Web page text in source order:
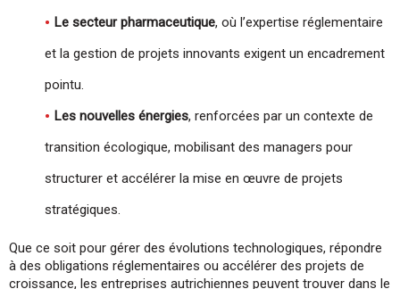
Le secteur pharmaceutique, où l’expertise réglementaire
et la gestion de projets innovants exigent un encadrement
pointu.
Les nouvelles énergies, renforcées par un contexte de
transition écologique, mobilisant des managers pour
structurer et accélérer la mise en œuvre de projets
stratégiques.
Que ce soit pour gérer des évolutions technologiques, répondre
à des obligations réglementaires ou accélérer des projets de
croissance, les entreprises autrichiennes peuvent trouver dans le